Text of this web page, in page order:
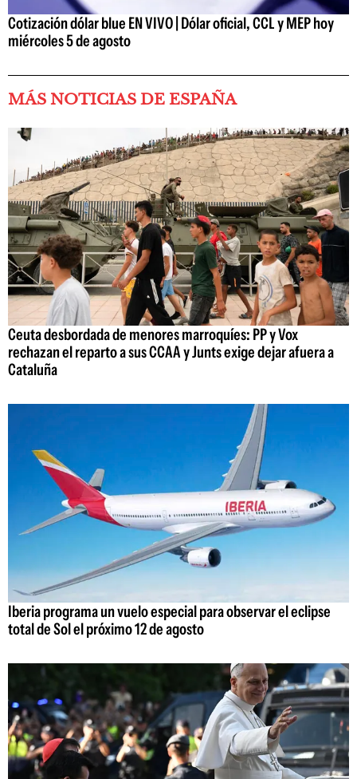
Cotización dólar blue EN VIVO | Dólar oficial, CCL y MEP hoy
miércoles 5 de agosto
MÁS NOTICIAS DE ESPAÑA
Ceuta desbordada de menores marroquíes: PP y Vox
rechazan el reparto a sus CCAA y Junts exige dejar afuera a
Cataluña
Iberia programa un vuelo especial para observar el eclipse
total de Sol el próximo 12 de agosto